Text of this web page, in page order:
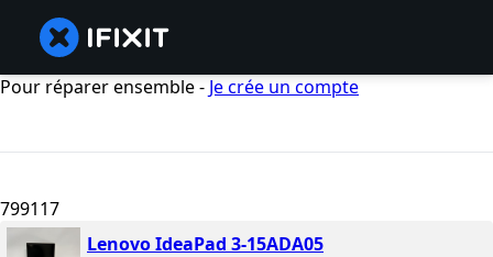
Pour réparer ensemble - Je crée un compte
799117
Lenovo IdeaPad 3-15ADA05